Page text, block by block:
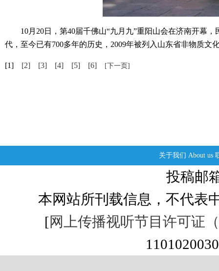
10月20日，第40届千佛山“九月九”重阳山会在济南开幕，
代，至今已有700多年的历史，2009年被列入山东省非物质文
[1] [2] [3] [4] [5] [6] [下一页]
关于我们 About us
投稿邮
本网站所刊载信息，不代表
[网上传播视听节目许可证